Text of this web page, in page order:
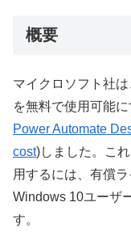
概要
マイクロソフト社
を無料で使用可能
Power Automate
cost)しました。こ
用するには、有償
Windows 10ユーザ
す。